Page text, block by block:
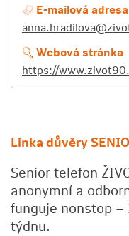
E-mailová adresa
Webová stránka
https://
Linka důvěry
Senior telefon
anonymní a
funguje nonstop
týdnu.